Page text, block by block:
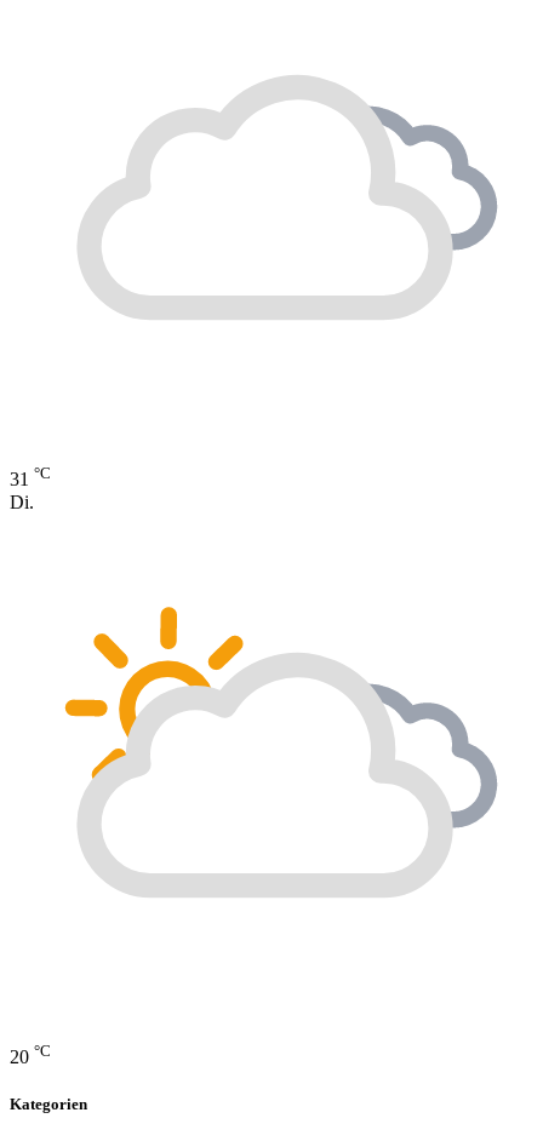
31 °C
Di.
20 °C
Kategorien